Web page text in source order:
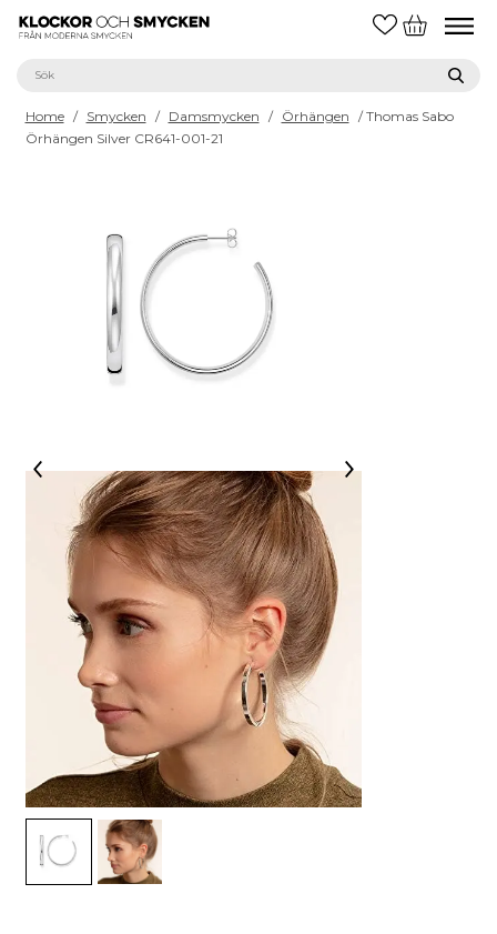
Home / Smycken / Damsmycken / Örhängen / Thomas Sabo
Örhängen Silver CR641-001-21